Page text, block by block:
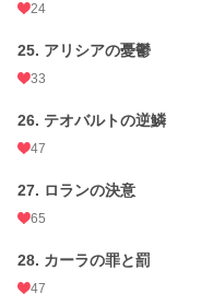
24
25. アリシアの憂鬱
33
26. テオバルトの逆鱗
47
27. ロランの決意
65
28. カーラの罪と罰
47